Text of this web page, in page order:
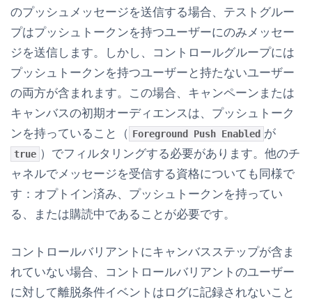
のプッシュメッセージを送信する場合、テストグルー
プはプッシュトークンを持つユーザーにのみメッセー
ジを送信します。しかし、コントロールグループには
プッシュトークンを持つユーザーと持たないユーザー
の両方が含まれます。この場合、キャンペーンまたは
キャンバスの初期オーディエンスは、プッシュトーク
ンを持っていること（ Foreground Push Enabled が
true ）でフィルタリングする必要があります。他のチ
ャネルでメッセージを受信する資格についても同様で
す：オプトイン済み、プッシュトークンを持ってい
る、または購読中であることが必要です。
コントロールバリアントにキャンバスステップが含ま
れていない場合、コントロールバリアントのユーザー
に対して離脱条件イベントはログに記録されないこと